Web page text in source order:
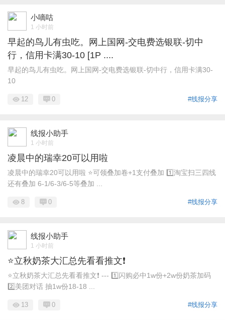
小嘀咕
1 小时前
早起的鸟儿有虫吃。网上国网-交电费选银联-切中
行，信用卡满30-10 [1P ....
早起的鸟儿有虫吃。网上国网-交电费选银联-切中行，信用卡满30-
10
#线报分享
12 0
线报小助手
1 小时前
凌晨中的瑞幸20可以用啦
凌晨中的瑞幸20可以用啦 ⭐可领叠加卷+1支付叠加 1️⃣淘宝扫三四线
还有叠加 6-1/6-3/6-5等叠加 ...
#线报分享
8 0
线报小助手
1 小时前
⭐立秋奶茶大汇总先看看推文❗
⭐立秋奶茶大汇总先看看推文❗ --- 1️⃣闪购必中1w份+2w份奶茶加码
2️⃣美团对话 抽1w份18-18 ...
#线报分享
13 0